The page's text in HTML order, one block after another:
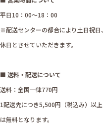
平日10：00～18：00
※配送センターの都合により土日祝日
休日とさせていただきます。
■ 送料・配送について
送料：全国一律770円
1配送先につき5,500円（税込み）以
は無料となります。